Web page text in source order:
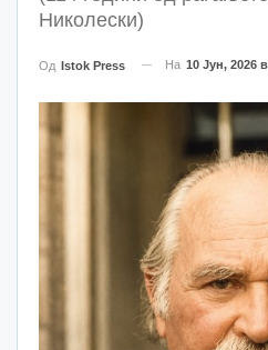
Николески)
Од Istok Press На 10 Јун, 2026